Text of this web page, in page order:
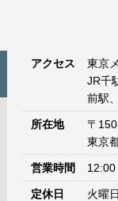
アクセス
東京
JR千
前駅
所在地
〒
東京
営業時間
定休日 火曜